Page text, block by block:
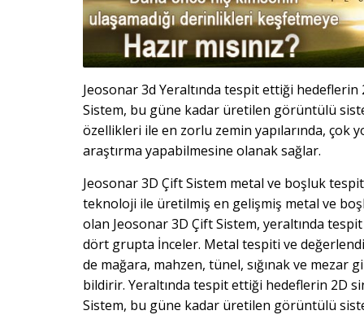
Jeosonar 3d Yeraltında tespit ettiği
Sistem, bu güne kadar üretilen görüntülü
özellikleri ile en zorlu zemin yapılarında, çok
araştırma yapabilmesine olanak sağlar.
Jeosonar 3D Çift Sistem metal ve boşluk
teknoloji ile üretilmiş en gelişmiş metal ve
olan Jeosonar 3D Çift Sistem, yeraltında
dört grupta İnceler. Metal tespiti ve
de mağara, mahzen, tünel, sığınak ve mezar
bildirir. Yeraltında tespit ettiği hedeflerin 2D
Sistem, bu güne kadar üretilen görüntülü